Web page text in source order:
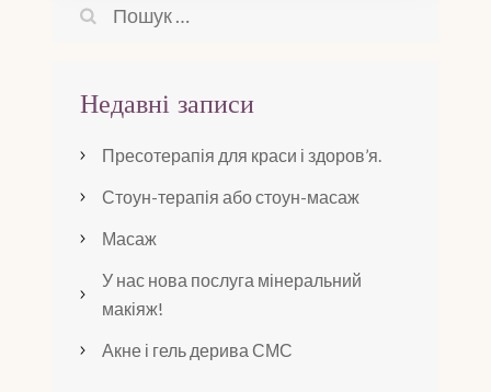
Пошук:
Недавні записи
Пресотерапія для краси і здоров’я.
Стоун-терапія або стоун-масаж
Масаж
У нас нова послуга мінеральний
макіяж!
Акне і гель дерива СМС